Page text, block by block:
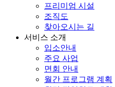
프리미엄 시설
조직도
찾아오시는 길
서비스 소개
입소안내
주요 사업
면회 안내
월간 프로그램 계획